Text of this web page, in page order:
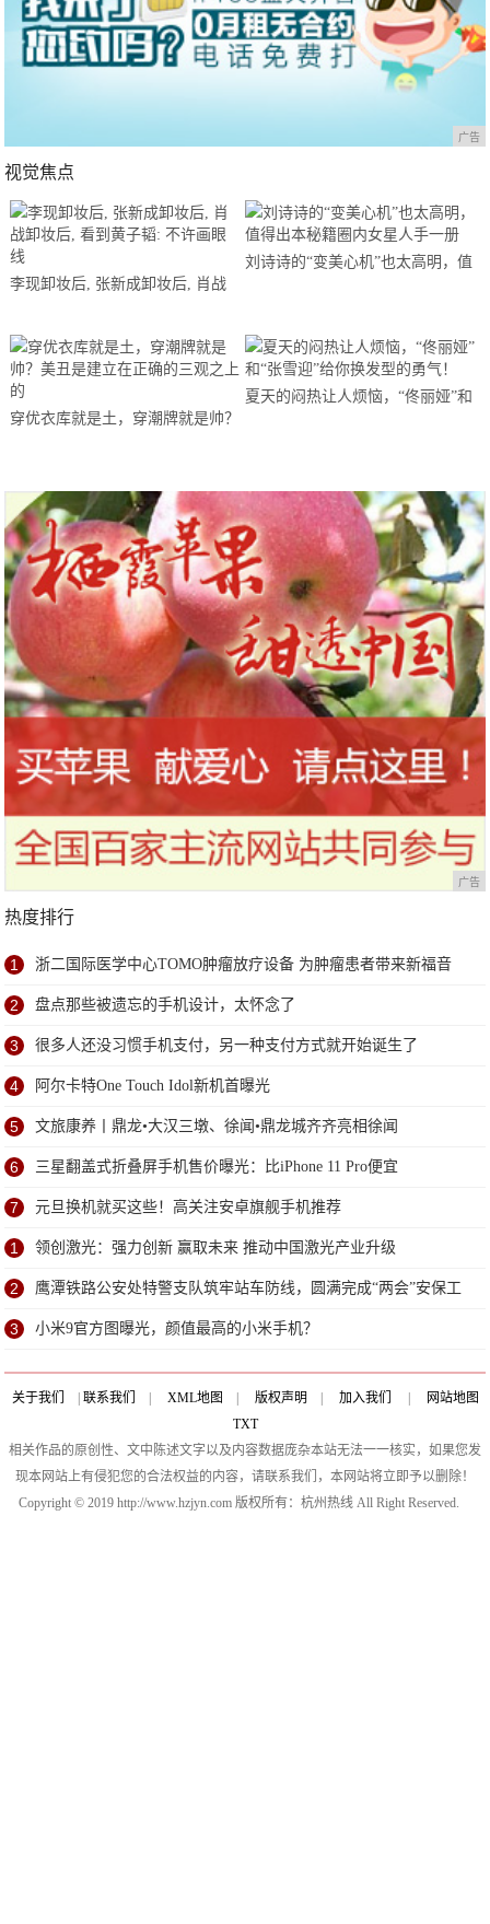
广告
视觉焦点
李现卸妆后, 张新成卸妆后, 肖战
刘诗诗的“变美心机”也太高明，值
穿优衣库就是土，穿潮牌就是帅？
夏天的闷热让人烦恼，“佟丽娅”和
广告
热度排行
1 浙二国际医学中心TOMO肿瘤放疗设备 为肿瘤患者带来新福音
2 盘点那些被遗忘的手机设计，太怀念了
3 很多人还没习惯手机支付，另一种支付方式就开始诞生了
4 阿尔卡特One Touch Idol新机首曝光
5 文旅康养丨鼎龙•大汉三墩、徐闻•鼎龙城齐齐亮相徐闻
6 三星翻盖式折叠屏手机售价曝光：比iPhone 11 Pro便宜
7 元旦换机就买这些！高关注安卓旗舰手机推荐
1 领创激光：强力创新 赢取未来 推动中国激光产业升级
2 鹰潭铁路公安处特警支队筑牢站车防线，圆满完成“两会”安保工
作
3 小米9官方图曝光，颜值最高的小米手机？
关于我们 联系我们 XML地图 版权声明 加入我们
网站地图
TXT
相关作品的原创性、文中陈述文字以及内容数据庞杂本站无法一一核实，如果您发
现本网站上有侵犯您的合法权益的内容，请联系我们，本网站将立即予以删除！
Copyright © 2019 http://www.hzjyn.com 版权所有：杭州热线 All Right Reserved.